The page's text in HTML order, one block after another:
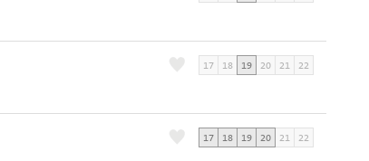
17 18 19 20 21 22
17 18 19 20 21 22